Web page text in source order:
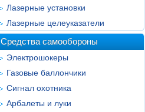
Лазерные установки
Лазерные целеуказатели
Средства самообороны
Электрошокеры
Газовые баллончики
Сигнал охотника
Арбалеты и луки